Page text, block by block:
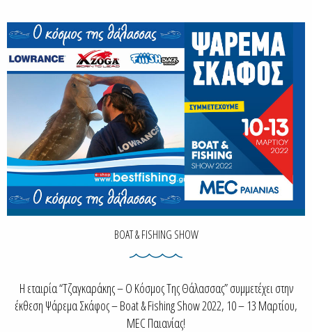
BOAT & FISHING SHOW
Η εταιρία “Τζαγκαράκης – Ο Κόσμος Της Θάλασσας” συμμετέχει στην
έκθεση Ψάρεμα Σκάφος – Boat & Fishing Show 2022, 10 – 13 Μαρτίου,
MEC Παιανίας!